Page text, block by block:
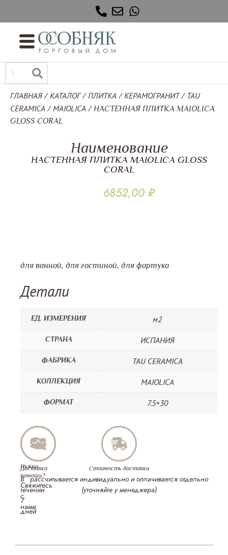
ГЛАВНАЯ /КАТАЛОГ/ПЛИТКА /КЕРАМОГРАНИТ/ TAU
CERAMICA /MAIOLICA / НАСТЕННАЯ ПЛИТКА MAIOLICA
GLOSS CORAL
Наименование
НАСТЕННАЯ ПЛИТКА MAIOLICA GLOSS
CORAL
6852,00 ₽
для ванной, для гостиной, для фартука
Детали
ЕД. ИЗМЕРЕНИЯ м2
СТРАНА ИСПАНИЯ
ФАБРИКА TAU CERAMICA
КОЛЛЕКЦИЯ MAIOLICA
ФОРМАТ 7.5×30
Нужна
помощь?
Свяжитесь
с
нами
Доставка
В
течении
7
дней
Стоимость доставки
рассчитывается индивидуально и оплачивается отдельно
(уточняйте у менеджера)